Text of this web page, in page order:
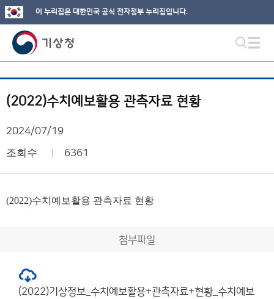
이 누리집은 대한민국 공식 전자정부 누리집입니다.
(2022)수치예보활용 관측자료 현황
2024/07/19
조회수 6361
(2022)수치예보활용 관측자료 현황
첨부파일
(2022)기상정보_수치예보활용+관측자료+현황_수치예보